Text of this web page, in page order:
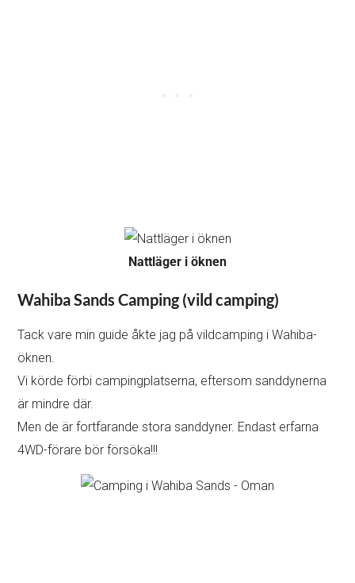
Nattläger i öknen
Wahiba Sands Camping (vild camping)
Tack vare min guide åkte jag på vildcamping i Wahiba-
öknen.
Vi körde förbi campingplatserna, eftersom sanddynerna
är mindre där.
Men de är fortfarande stora sanddyner. Endast erfarna
4WD-förare bör försöka!!!